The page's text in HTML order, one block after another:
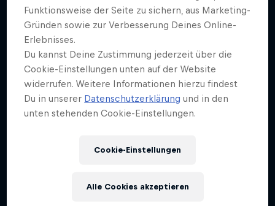
Funktionsweise der Seite zu sichern, aus Marketing-
Gründen sowie zur Verbesserung Deines Online-
Erlebnisses.
Du kannst Deine Zustimmung jederzeit über die
Cookie-Einstellungen unten auf der Website
widerrufen. Weitere Informationen hierzu findest
Du in unserer Datenschutzerklärung und in den
unten stehenden Cookie-Einstellungen.
Cookie-Einstellungen
Alle Cookies akzeptieren